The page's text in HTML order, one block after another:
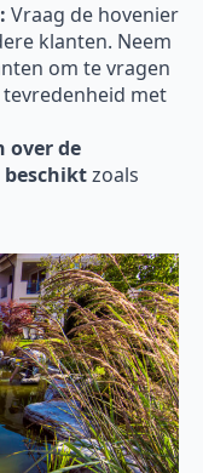
Vraag de hovenier
klanten. Neem
om te vragen
met
over de
zoals